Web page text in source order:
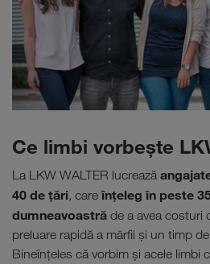
Ce limbi vorbeşte
La LKW WALTER lucrează
40 de țări, careînţeleg în peste
dumneavoastră de a avea costuri
preluare rapidă a mărfii şi un timp
Bineînţeles că vorbim şi acele limbi